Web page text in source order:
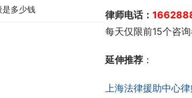
律师电话：
每天仅限前15个咨询
延伸推荐 ：
上海法律援助中心
是多少钱